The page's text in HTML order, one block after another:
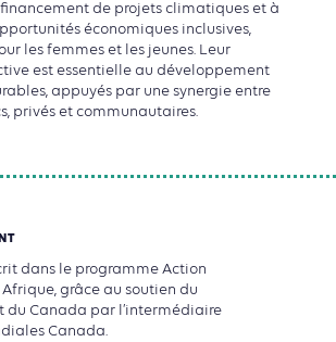
financement de projets climatiques et à
économiques inclusives,
les femmes et les jeunes. Leur
est essentielle au développement
appuyés par une synergie entre
privés et communautaires.
dans le programme Action
grâce au soutien du
du Canada par l’intermédiaire
Canada.